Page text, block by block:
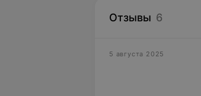
Отзывы 6
5 августа 2025